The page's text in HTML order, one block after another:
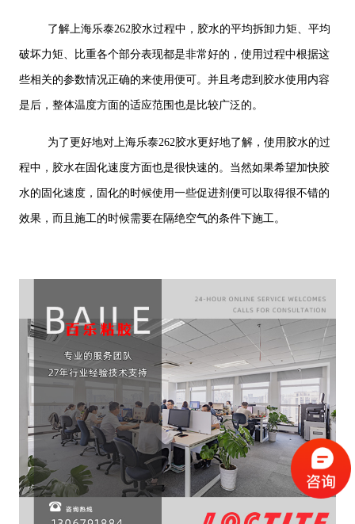
了解上海乐泰262胶水过程中，胶水的平均拆卸力矩、平均
破坏力矩、比重各个部分表现都是非常好的，使用过程中根据这
些相关的参数情况正确的来使用便可。并且考虑到胶水使用内容
是后，整体温度方面的适应范围也是比较广泛的。
为了更好地对上海乐泰262胶水更好地了解，使用胶水的过
程中，胶水在固化速度方面也是很快速的。当然如果希望加快胶
水的固化速度，固化的时候使用一些促进剂便可以取得很不错的
效果，而且施工的时候需要在隔绝空气的条件下施工。